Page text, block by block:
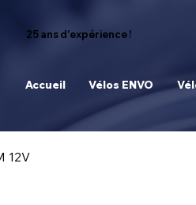
25 ans d'expérience !
Accueil Vélos ENVO
12V